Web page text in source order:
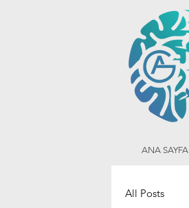
ANA SAYFA
All Posts